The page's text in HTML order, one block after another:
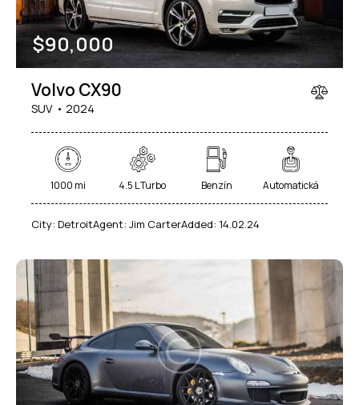
$90,000
Volvo CX90
SUV 2024
1000 mi 4.5 L Turbo Benzín Automatická
City: DetroitAgent: Jim CarterAdded: 14.02.24